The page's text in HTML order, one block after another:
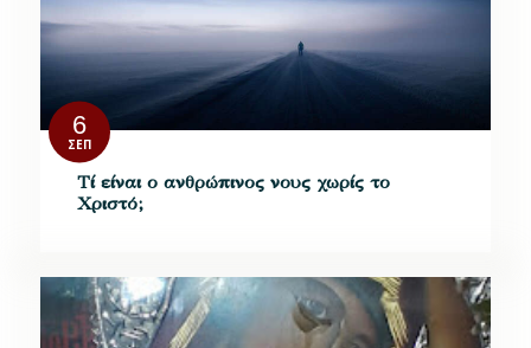
6
ΣΕΠ
Τί είναι ο ανθρώπινος νους χωρίς το
Χριστό;